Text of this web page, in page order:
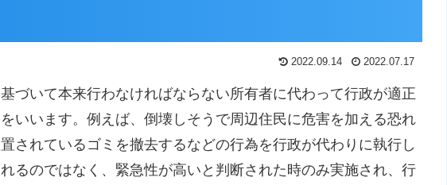
2022.09.14 2022.07.17
づいて本来行わなければならない所有者に代わって行政が適正
いいます。例えば、倒壊しそうで周辺住民に危害を加える恐れ
されているゴミを撤去するなどの行為を行政が代わりに執行し
るのではなく、緊急性が高いと判断された時のみ実施され、行